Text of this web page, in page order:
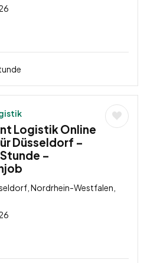
Logistik Online
Düsseldorf –
–
Nordrhein-Westfalen,